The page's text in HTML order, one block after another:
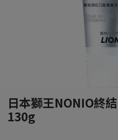
日本獅王NONIO終
130g